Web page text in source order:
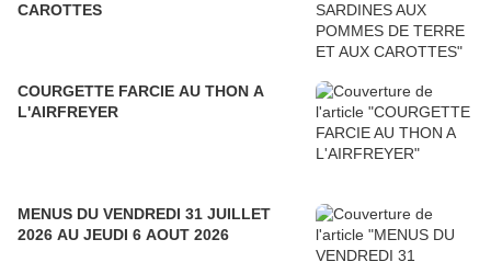
CAROTTES
COURGETTE FARCIE AU THON A
L'AIRFREYER
MENUS DU VENDREDI 31 JUILLET
2026 AU JEUDI 6 AOUT 2026